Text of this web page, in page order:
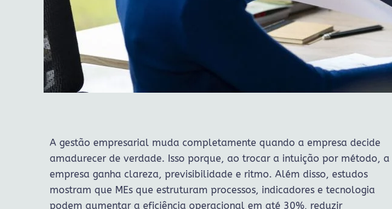
A gestão empresarial muda completamente quando a empresa decide
amadurecer de verdade. Isso porque, ao trocar a intuição por método, a
empresa ganha clareza, previsibilidade e ritmo. Além disso, estudos
mostram que MEs que estruturam processos, indicadores e tecnologia
podem aumentar a eficiência operacional em até 30%, reduzir